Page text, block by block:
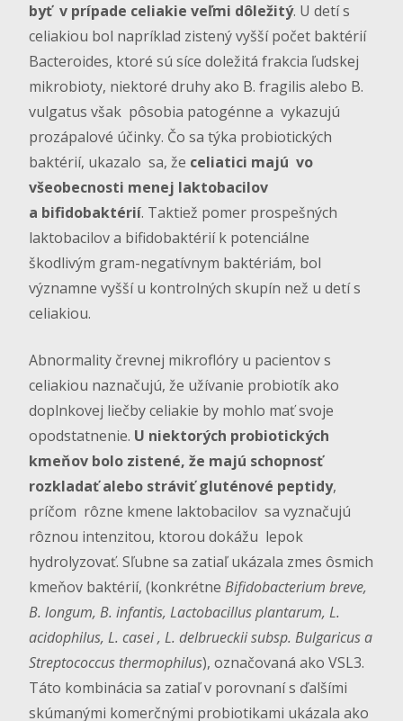
byť v prípade celiakie veľmi dôležitý. U detí s
celiakiou bol napríklad zistený vyšší počet baktérií
Bacteroides, ktoré sú síce doležitá frakcia ľudskej
mikrobioty, niektoré druhy ako B. fragilis alebo B.
vulgatus však pôsobia patogénne a vykazujú
prozápalové účinky. Čo sa týka probiotických
baktérií, ukazalo sa, že celiatici majú vo
všeobecnosti menej laktobacilov
a bifidobaktérií. Taktiež pomer prospešných
laktobacilov a bifidobaktérií k potenciálne
škodlivým gram-negatívnym baktériám, bol
významne vyšší u kontrolných skupín než u detí s
celiakiou.
Abnormality črevnej mikroflóry u pacientov s
celiakiou naznačujú, že užívanie probiotík ako
doplnkovej liečby celiakie by mohlo mať svoje
opodstatnenie. U niektorých probiotických
kmeňov bolo zistené, že majú schopnosť
rozkladať alebo stráviť gluténové peptidy,
príčom rôzne kmene laktobacilov sa vyznačujú
rôznou intenzitou, ktorou dokážu lepok
hydrolyzovať. Sľubne sa zatiaľ ukázala zmes ôsmich
kmeňov baktérií, (konkrétne Bifidobacterium breve,
B. longum, B. infantis, Lactobacillus plantarum, L.
acidophilus, L. casei , L. delbrueckii subsp. Bulgaricus a
Streptococcus thermophilus), označovaná ako VSL3.
Táto kombinácia sa zatiaľ v porovnaní s ďalšími
skúmanými komerčnými probiotikami ukázala ako